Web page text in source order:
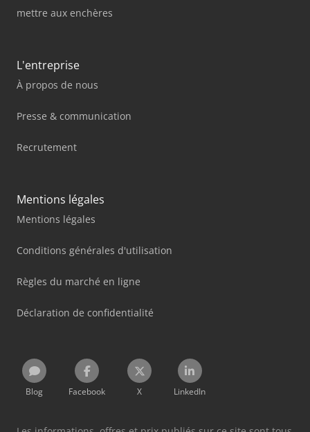
mettre aux enchères
L'entreprise
À propos de nous
Presse & communication
Recrutement
Mentions légales
Mentions légales
Conditions générales d'utilisation
Règles du marché en ligne
Déclaration de confidentialité
Blog Facebook X LinkedIn